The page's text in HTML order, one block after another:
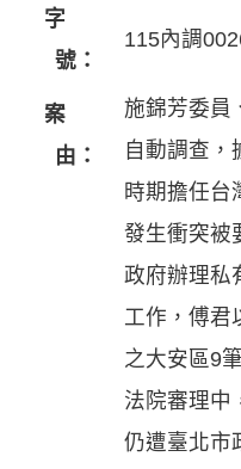
字
號：
115內調
案
由：
施錦芳委員
自動調查，
時期擔任台
發生衝突被
政府辦理私
工作，傅君
之大安區9
法院審理中
仍遭臺北市